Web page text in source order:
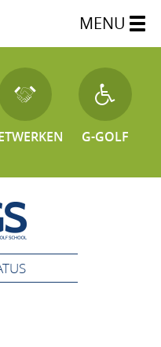
MENU
G-GOLF